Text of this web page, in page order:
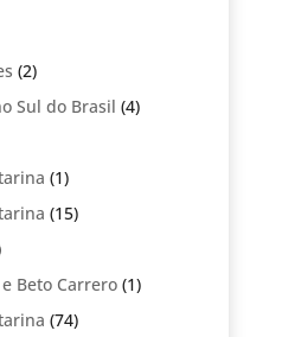
(2)
Sul do Brasil (4)
(1)
(15)
Beto Carrero(1)
(74)